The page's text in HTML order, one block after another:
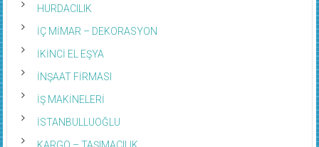
HURDACILIK
İÇ MİMAR – DEKORASYON
İKİNCİ EL EŞYA
İNŞAAT FİRMASI
İŞ MAKİNELERİ
İSTANBULLUOĞLU